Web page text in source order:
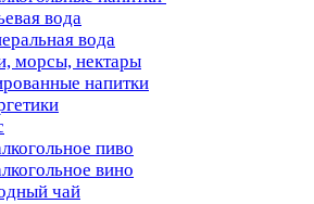
вода
вода
морсы, нектары
напитки
пиво
вино
чай